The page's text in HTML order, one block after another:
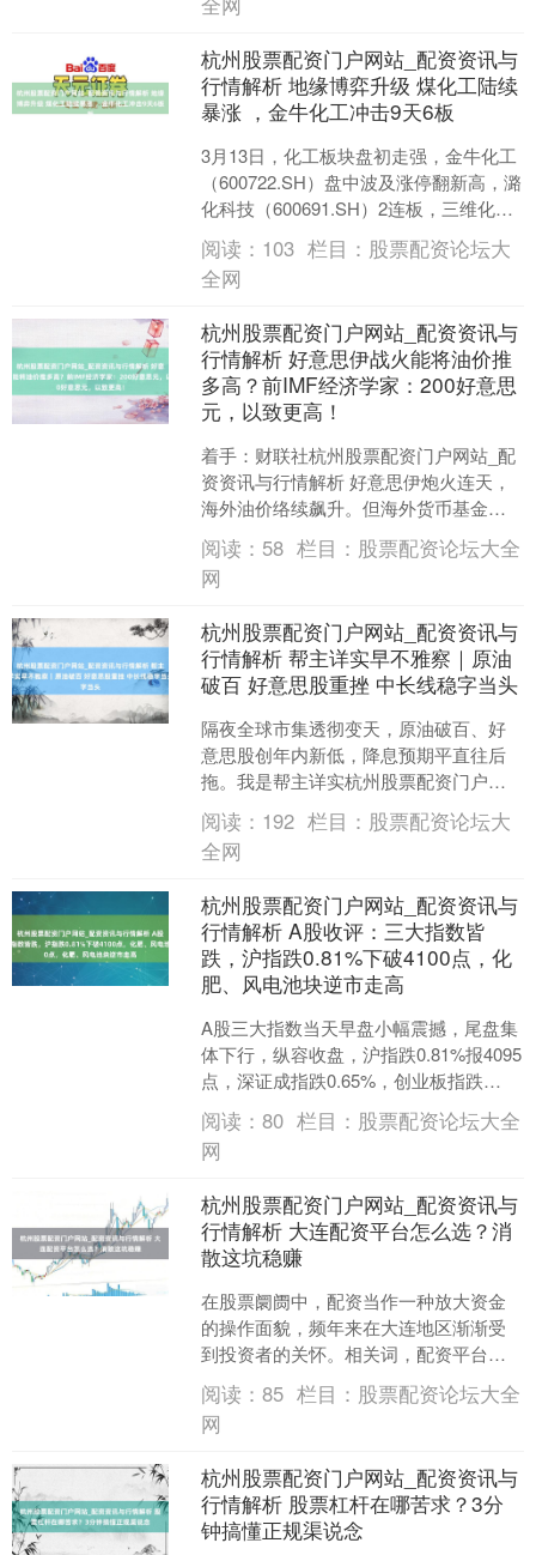
杭州股票配资门户网站_配资资讯与
行情解析 地缘博弈升级 煤化工陆续
暴涨 ，金牛化工冲击9天6板
3月13日，化工板块盘初走强，金牛化工
（600722.SH）盘中波及涨停翻新高，潞
化科技（600691.SH）2连板，三维化学
（002469.SZ）、华熔解学（....
阅读： 103 栏目： 股票配资论坛大
全网
杭州股票配资门户网站_配资资讯与
行情解析 好意思伊战火能将油价推
多高？前IMF经济学家：200好意思
元，以致更高！
着手：财联社杭州股票配资门户网站_配
资资讯与行情解析 好意思伊炮火连天，
海外油价络续飙升。但海外货币基金组
织（IMF）前首席经济学家Olivier
Blanch....
阅读： 58 栏目： 股票配资论坛大全
网
杭州股票配资门户网站_配资资讯与
行情解析 帮主详实早不雅察｜原油
破百 好意思股重挫 中长线稳字当头
隔夜全球市集透彻变天，原油破百、好
意思股创年内新低，降息预期平直往后
拖。我是帮主详实杭州股票配资门户网
站_配资资讯与行情解析，作念了20年财
经记者，专注中长线投....
阅读： 192 栏目： 股票配资论坛大
全网
杭州股票配资门户网站_配资资讯与
行情解析 A股收评：三大指数皆
跌，沪指跌0.81%下破4100点，化
肥、风电池块逆市走高
A股三大指数当天早盘小幅震撼，尾盘集
体下行，纵容收盘，沪指跌0.81%报4095
点，深证成指跌0.65%，创业板指跌
0.22%。全市集成交额2.42万亿元，较
前....
阅读：80 栏目： 股票配资论坛大全
网
杭州股票配资门户网站_配资资讯与
行情解析 大连配资平台怎么选？消
散这坑稳赚
在股票阛阓中，配资当作一种放大资金
的操作面貌，频年来在大连地区渐渐受
到投资者的关怀。相关词，配资平台鱼
龙搀杂，稍有失慎，不仅赚不到钱，反
而可能血本无归。那么，大....
阅读：85 栏目： 股票配资论坛大全
网
杭州股票配资门户网站_配资资讯与
行情解析 股票杠杆在哪苦求？3分
钟搞懂正规渠说念